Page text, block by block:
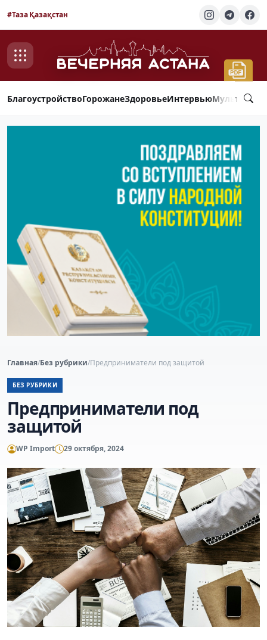
#Таза Қазақстан
БлагоустройствоГорожанеЗдоровьеИнтервью
Главная/Без рубрики/Предприниматели под защитой
БЕЗ РУБРИКИ
Предприниматели под
защитой
WP Import 29 октября, 2024